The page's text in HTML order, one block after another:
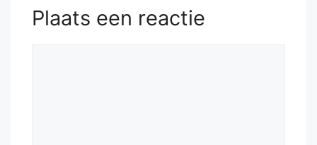
Plaats een reactie